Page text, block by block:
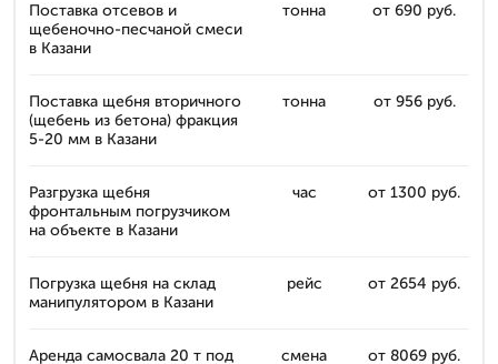
Поставка отсевов и
щебеночно-песчаной смеси
в Казани
тонна от 690 руб.
Поставка щебня вторичного
(щебень из бетона) фракция
5-20 мм в Казани
тонна от 956 руб.
Разгрузка щебня
фронтальным погрузчиком
на объекте в Казани
час от 1300 руб.
Погрузка щебня на склад
манипулятором в Казани
рейс от 2654 руб.
Аренда самосвала 20 т под
смена от 8069 руб.